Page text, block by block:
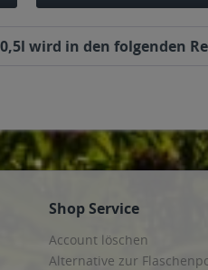
wird in den folgenden
Shop Service
Account löschen
Alternative zur